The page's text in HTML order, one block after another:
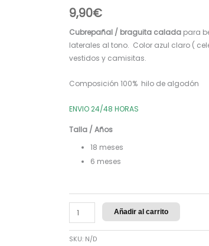
9,90€
Cubrepañal / braguita calada para
laterales al tono. Color azul claro (
vestidos y camisitas.
Composición 100% hilo de algodón
ENVIO 24/48 HORAS
Talla / Años
18 meses
6 meses
calado
400079
celeste
Claro
Añadir al carrito
SKU: N/D